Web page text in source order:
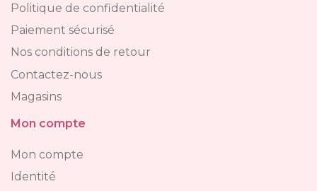
Politique de confidentialité
Paiement sécurisé
Nos conditions de retour
Contactez-nous
Magasins
Mon compte
Mon compte
Identité